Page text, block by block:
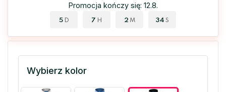
Promocja kończy się: 12.8.
5 D 7 H 2 M 34 S
Wybierz kolor